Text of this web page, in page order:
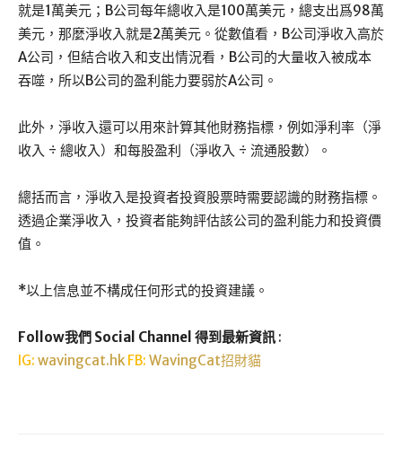
就是1萬美元；B公司每年總收入是100萬美元，總支出爲98萬
美元，那麼淨收入就是2萬美元。從數值看，B公司淨收入高於
A公司，但結合收入和支出情況看，B公司的大量收入被成本
吞噬，所以B公司的盈利能力要弱於A公司。
此外，淨收入還可以用來計算其他財務指標，例如淨利率（淨
收入 ÷ 總收入）和每股盈利（淨收入 ÷ 流通股數）。
總括而言，淨收入是投資者投資股票時需要認識的財務指標。
透過企業淨收入，投資者能夠評估該公司的盈利能力和投資價
值。
*以上信息並不構成任何形式的投資建議。
Follow我們 Social Channel 得到最新資訊 :
IG: wavingcat.hkFB: WavingCat招財貓